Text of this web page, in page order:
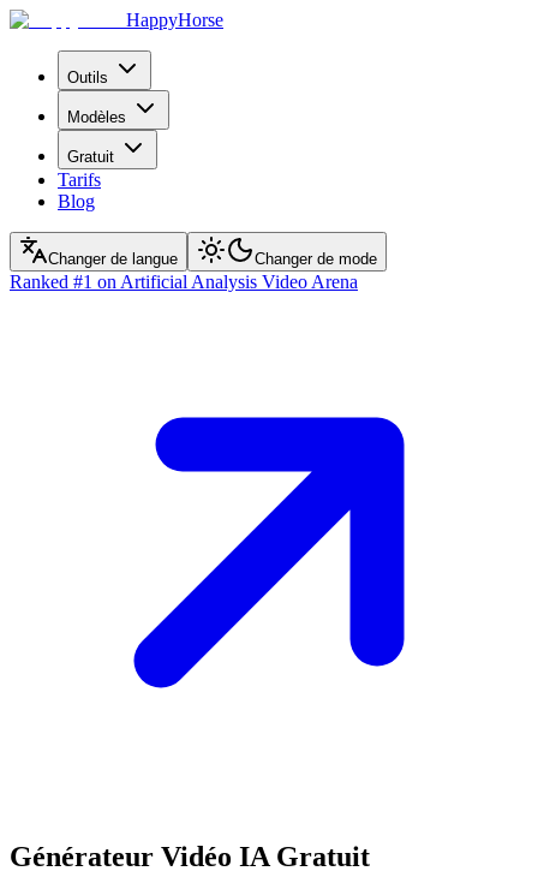
HappyHorse
Outils
Modèles
Gratuit
Tarifs
Blog
Changer de langue Changer de mode
Ranked #1 on Artificial Analysis Video Arena
Générateur Vidéo IA Gratuit